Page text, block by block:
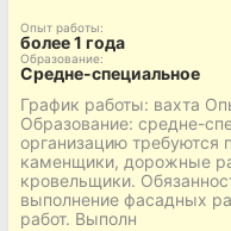
Опыт работы:
более 1 года
Образование:
Средне-специальное
График работы: вахта
Образование: средне-
организацию требуются
каменщики, дорожные
кровельщики.
выполнение фасадных
работ. Выполн